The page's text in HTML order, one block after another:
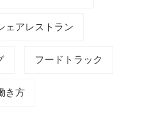
ェアレストラン
フードトラック
き方